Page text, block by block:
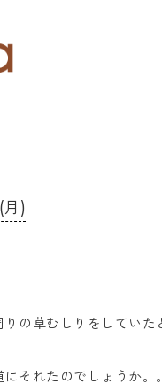
)
の草むしりをしていた
それたのでしょうか。。